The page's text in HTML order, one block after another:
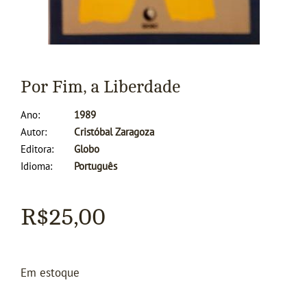
Por Fim, a Liberdade
Ano
1989
Autor
Cristóbal Zaragoza
Editora
Globo
Idioma
Português
R$25,00
Em estoque